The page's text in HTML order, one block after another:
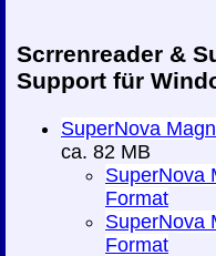
Scrrenreader &
Support für
SuperNova
ca. 82 MB
SuperNova
Format
SuperNova
Format